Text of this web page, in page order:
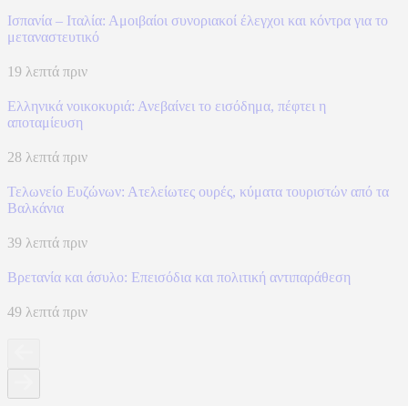
Ισπανία – Ιταλία: Αμοιβαίοι συνοριακοί έλεγχοι και κόντρα για το
μεταναστευτικό
19 λεπτά πριν
Ελληνικά νοικοκυριά: Ανεβαίνει το εισόδημα, πέφτει η
αποταμίευση
28 λεπτά πριν
Τελωνείο Ευζώνων: Ατελείωτες ουρές, κύματα τουριστών από τα
Βαλκάνια
39 λεπτά πριν
Βρετανία και άσυλο: Επεισόδια και πολιτική αντιπαράθεση
49 λεπτά πριν